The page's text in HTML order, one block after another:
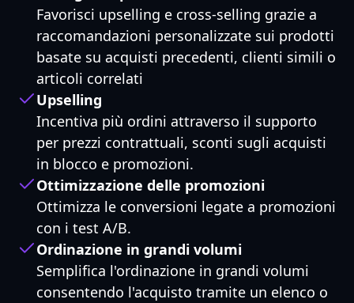
Favorisci upselling e cross-selling grazie a
raccomandazioni personalizzate sui prodotti
basate su acquisti precedenti, clienti simili o
articoli correlati
Upselling
Incentiva più ordini attraverso il supporto
per prezzi contrattuali, sconti sugli acquisti
in blocco e promozioni.
Ottimizzazione delle promozioni
Ottimizza le conversioni legate a promozioni
con i test A/B.
Ordinazione in grandi volumi
Semplifica l'ordinazione in grandi volumi
consentendo l'acquisto tramite un elenco o